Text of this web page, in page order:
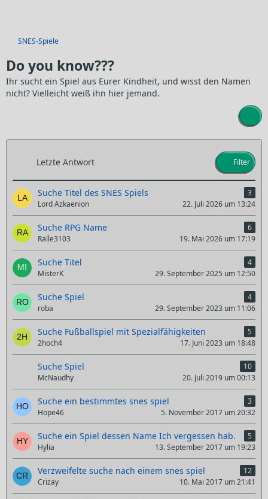
SNES-Spiele
Do you know???
Ihr sucht ein Spiel aus Eurer Kindheit, und wisst den Namen
nicht? Vielleicht weiß ihn hier jemand.
Letzte Antwort Filter
Suche Titel des SNES Spiels
3
Lord Azkaenion
22. Juli 2026 um 13:24
Suche RPG Name
6
Ralle3103
19. Mai 2026 um 17:19
Suche Titel
4
MisterK
29. September 2025 um 12:50
Suche Spiel
4
roba
29. September 2023 um 11:06
Suche Fußballspiel mit Spezialfähigkeiten
5
2hoch4
17. Juni 2023 um 18:48
Suche Spiel
10
McNaudhy
20. Juli 2019 um 00:13
Suche ein bestimmtes snes spiel
3
Hope46
5. November 2017 um 20:32
Suche ein Spiel dessen Name Ich vergessen hab.
5
Hylia
13. September 2017 um 19:23
Verzweifelte suche nach einem snes spiel
12
Crizay
10. Mai 2017 um 21:41